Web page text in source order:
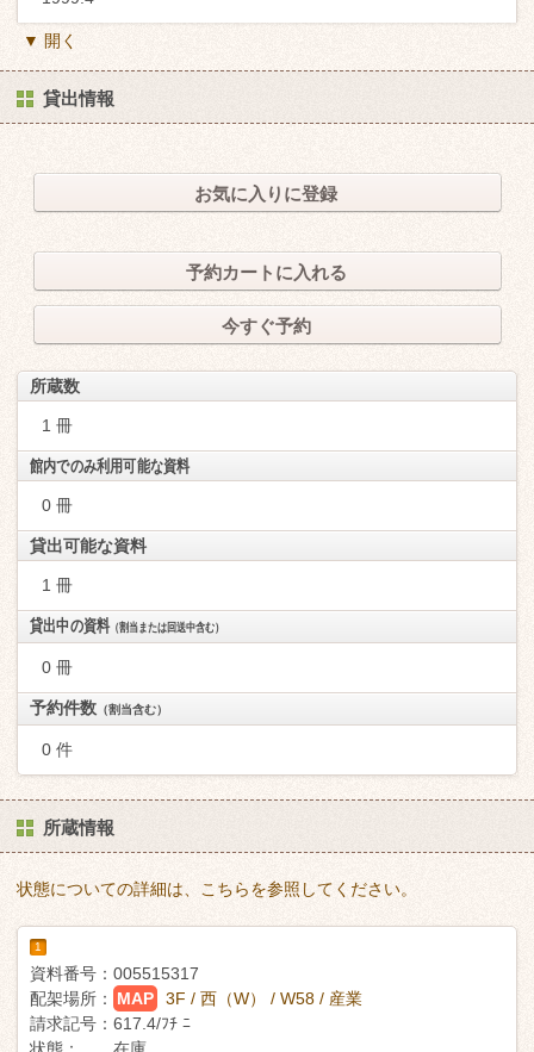
▼ 開く
貸出情報
お気に入りに登録
予約カートに入れる
今すぐ予約
所蔵数
1 冊
館内でのみ利用可能な資料
0 冊
貸出可能な資料
1 冊
貸出中の資料（割当または回送中含む）
0 冊
予約件数 （割当含む）
0 件
所蔵情報
状態についての詳細は、こちらを参照してください。
1
資料番号： 005515317
配架場所：
MAP
3F / 西（W） / W58 / 産業
請求記号： 617.4/ﾌﾁ ﾆ
状態：
在庫